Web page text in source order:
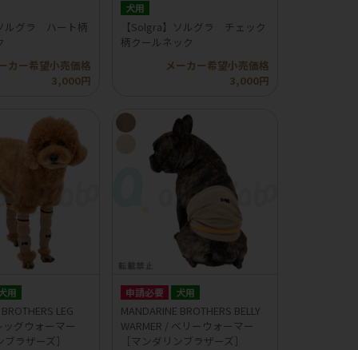
ルグラ ハート柄
カー希望小売価格
3,000円
犬用
【Solgra】ソルグラ チェック
柄クールネック
メーカー希望小売価格
3,000円
用
LEG
ッグウォーマー
ラザーズ］
申請必要 犬用
MANDARINE BROTHERS BELLY
WARMER / ベリーウォーマー
［マンダリンブラザーズ］